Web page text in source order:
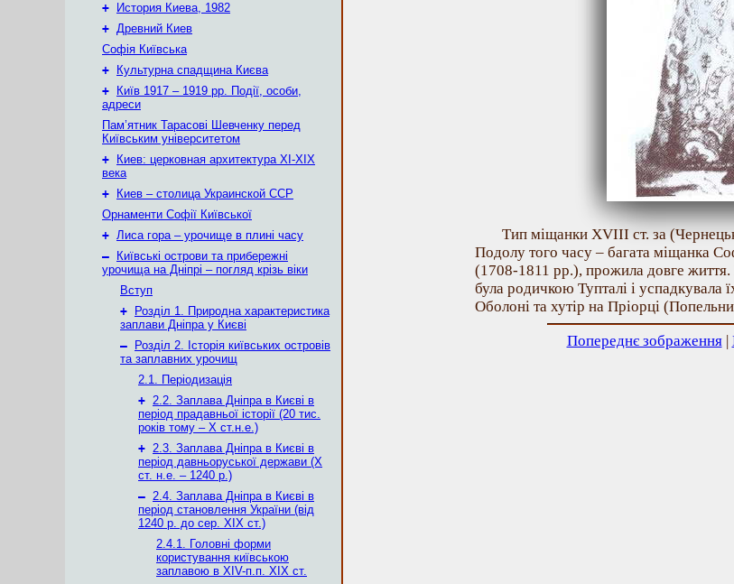
+
История Киева, 1982
+ Древний Киев
Софія Київська
+
Культурна спадщина Києва
+
Київ 1917 – 1919 рр. Події, особи,
адреси
Пам’ятник Тарасові Шевченку перед
Київським університетом
+
Киев: церковная архитектура XI-XIX
века
+
Киев – столица Украинской ССР
Орнаменти Софії Київської
+ Лиса гора – урочище в плині часу
–
Київські острови та прибережні
урочища на Дніпрі – погляд крізь віки
Вступ
+
Розділ 1. Природна характеристика
заплави Дніпра у Києві
–
Розділ 2. Історія київських островів
та заплавних урочищ
2.1. Періодизація
+ 2.2. Заплава Дніпра в Києві в
період прадавньої історії (20 тис.
років тому – X ст.н.е.)
+ 2.3. Заплава Дніпра в Києві в
період давньоруської держави (Х
ст. н.е. – 1240 р.)
– 2.4. Заплава Дніпра в Києві в
період становлення України (від
1240 р. до сер. ХІХ ст.)
2.4.1. Головні форми
користування київською
заплавою в XIV-п.п. XIX ст.
Тип міщанки XVIIІ ст. за
Подолу того часу – багата міщанка
(1708-1811 рр.), прожила довге
була родичкою Тупталі і успадкувала
Оболоні та хутір на Пріорці
Попереднє зображення|